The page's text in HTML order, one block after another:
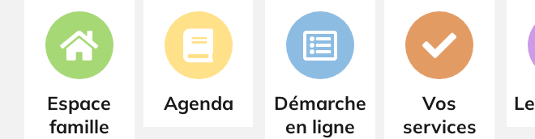
Espace
famille
Agenda
Démarche
en ligne
Vos
services